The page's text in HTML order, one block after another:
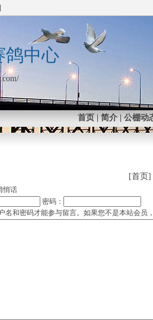
鸽中心
首页 简介 公棚动
[首页]
悄话
密码：
名和密码才能参与留言。如果您不是本站会员